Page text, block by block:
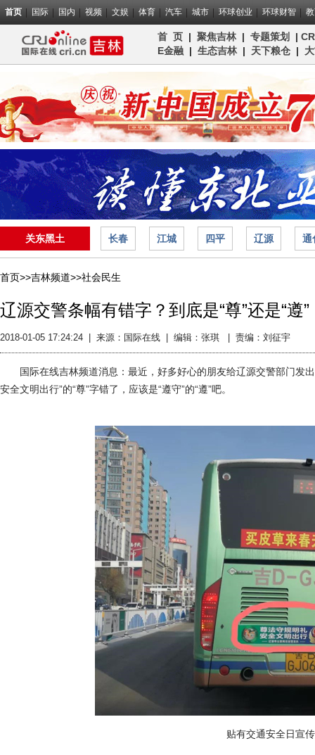
首页 国际 国内 视频 文娱 体育 汽车 城市 环球创业 环球财智
首 页 | 聚焦吉林| 专题策划 |
E金融 | 生态吉林| 天下粮仓 |
关东黑土 长春 江城 四平 辽源 通
首页>>吉林频道>>社会民生
辽源交警条幅有错字？到底是“尊”还是“遵”
2018-01-05 17:24:24 来源：国际在线 编辑：张琪 | 责编：刘征宇
国际在线吉林频道消息：最近，好多好心的朋友给辽源交警部门发
安全文明出行”的“尊”字错了，应该是“遵守”的“遵”吧。
贴有交通安全日宣传